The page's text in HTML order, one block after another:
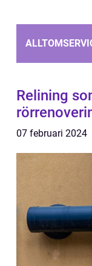
Relining
07 februari 2024